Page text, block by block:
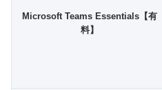
Microsoft Teams Essentials【有
料】